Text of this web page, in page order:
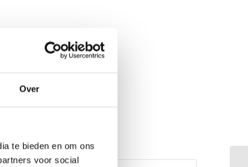
Over
te bieden en om ons
voor social